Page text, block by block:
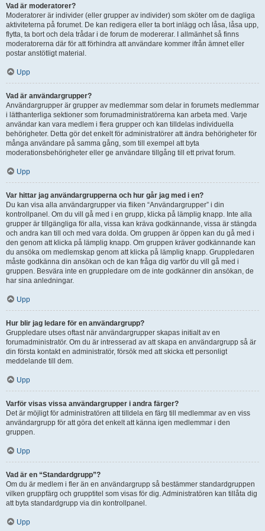
Vad är moderatorer?
Moderatorer är individer (eller grupper av individer) som sköter om de dagliga
aktiviteterna på forumet. De kan redigera eller ta bort inlägg och låsa, låsa upp,
flytta, ta bort och dela trådar i de forum de modererar. I allmänhet så finns
moderatorerna där för att förhindra att användare kommer ifrån ämnet eller
postar anstötligt material.
Upp
Vad är användargrupper?
Användargrupper är grupper av medlemmar som delar in forumets medlemmar
i lätthanterliga sektioner som forumadministratörerna kan arbeta med. Varje
användar kan vara medlem i flera grupper och kan tilldelas individuella
behörigheter. Detta gör det enkelt för administratörer att ändra behörigheter för
många användare på samma gång, som till exempel att byta
moderationsbehörigheter eller ge användare tillgång till ett privat forum.
Upp
Var hittar jag användargrupperna och hur går jag med i en?
Du kan visa alla användargrupper via fliken “Användargrupper” i din
kontrollpanel. Om du vill gå med i en grupp, klicka på lämplig knapp. Inte alla
grupper är tillgängliga för alla, vissa kan kräva godkännande, vissa är stängda
och andra kan till och med vara dolda. Om gruppen är öppen kan du gå med i
den genom att klicka på lämplig knapp. Om gruppen kräver godkännande kan
du ansöka om medlemskap genom att klicka på lämplig knapp. Gruppledaren
måste godkänna din ansökan och de kan fråga dig varför du vill gå med i
gruppen. Besvära inte en gruppledare om de inte godkänner din ansökan, de
har sina anledningar.
Upp
Hur blir jag ledare för en användargrupp?
Gruppledare utses oftast när användargrupper skapas initialt av en
forumadministratör. Om du är intresserad av att skapa en användargrupp så är
din första kontakt en administratör, försök med att skicka ett personligt
meddelande till dem.
Upp
Varför visas vissa användargrupper i andra färger?
Det är möjligt för administratören att tilldela en färg till medlemmar av en viss
användargrupp för att göra det enkelt att känna igen medlemmar i den
gruppen.
Upp
Vad är en “Standardgrupp”?
Om du är medlem i fler än en användargrupp så bestämmer standardgruppen
vilken gruppfärg och grupptitel som visas för dig. Administratören kan tillåta dig
att byta standardgrupp via din kontrollpanel.
Upp